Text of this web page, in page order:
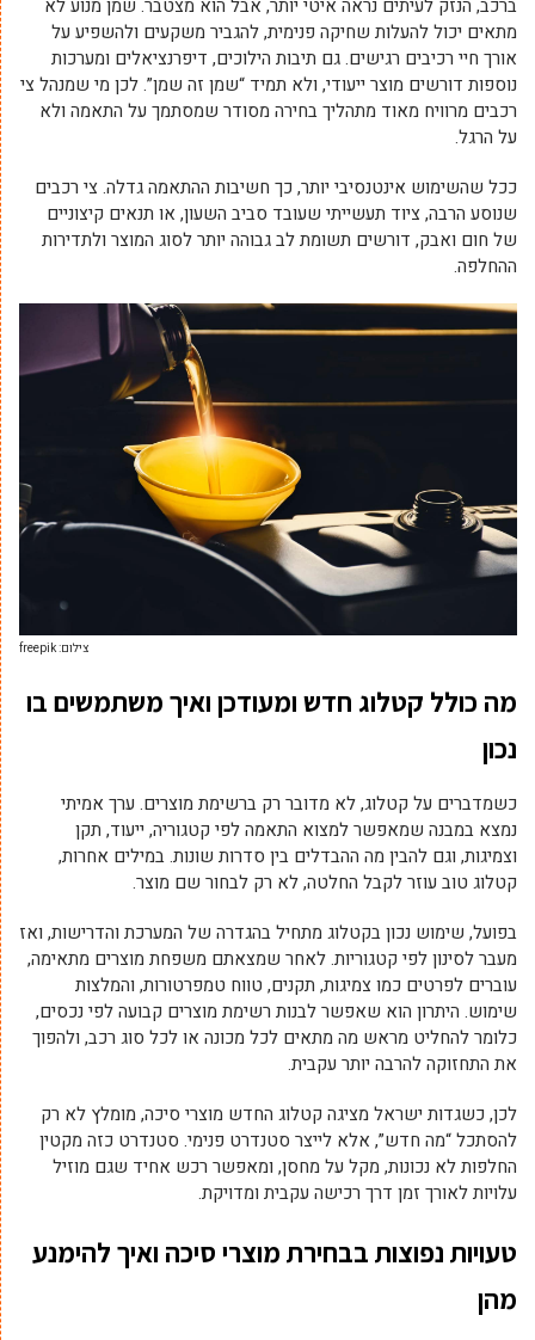
ברכב, הנזק לעיתים נראה איטי יותר, אבל הוא מצטבר. שמן מנוע לא
מתאים יכול להעלות שחיקה פנימית, להגביר משקעים ולהשפיע על
אורך חיי רכיבים רגישים. גם תיבות הילוכים, דיפרנציאלים ומערכות
נוספות דורשים מוצר ייעודי, ולא תמיד “שמן זה שמן”. לכן מי שמנהל צי
רכבים מרוויח מאוד מתהליך בחירה מסודר שמסתמך על התאמה ולא
על הרגל.
ככל שהשימוש אינטנסיבי יותר, כך חשיבות ההתאמה גדלה. צי רכבים
שנוסע הרבה, ציוד תעשייתי שעובד סביב השעון, או תנאים קיצוניים
של חום ואבק, דורשים תשומת לב גבוהה יותר לסוג המוצר ולתדירות
ההחלפה.
צילום: freepik
מה כולל קטלוג חדש ומעודכן ואיך משתמשים בו
נכון
כשמדברים על קטלוג, לא מדובר רק ברשימת מוצרים. ערך אמיתי
נמצא במבנה שמאפשר למצוא התאמה לפי קטגוריה, ייעוד, תקן
וצמיגות, וגם להבין מה ההבדלים בין סדרות שונות. במילים אחרות,
קטלוג טוב עוזר לקבל החלטה, לא רק לבחור שם מוצר.
בפועל, שימוש נכון בקטלוג מתחיל בהגדרה של המערכת והדרישות, ואז
מעבר לסינון לפי קטגוריות. לאחר שמצאתם משפחת מוצרים מתאימה,
עוברים לפרטים כמו צמיגות, תקנים, טווח טמפרטורות, והמלצות
שימוש. היתרון הוא שאפשר לבנות רשימת מוצרים קבועה לפי נכסים,
כלומר להחליט מראש מה מתאים לכל מכונה או לכל סוג רכב, ולהפוך
את התחזוקה להרבה יותר עקבית.
לכן, כשגדות ישראל מציגה קטלוג החדש מוצרי סיכה, מומלץ לא רק
להסתכל “מה חדש”, אלא לייצר סטנדרט פנימי. סטנדרט כזה מקטין
החלפות לא נכונות, מקל על מחסן, ומאפשר רכש אחיד שגם מוזיל
עלויות לאורך זמן דרך רכישה עקבית ומדויקת.
טעויות נפוצות בבחירת מוצרי סיכה ואיך להימנע
מהן